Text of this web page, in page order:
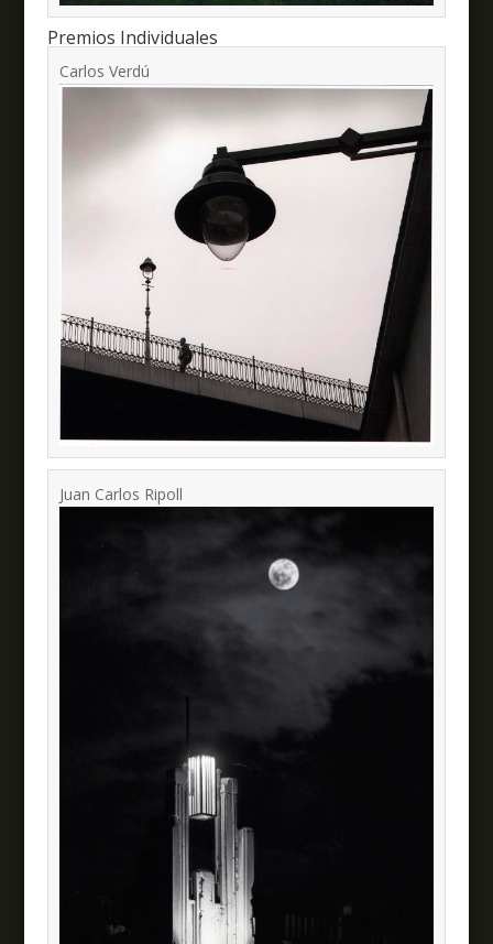
Premios Individuales
Carlos Verdú
Juan Carlos Ripoll